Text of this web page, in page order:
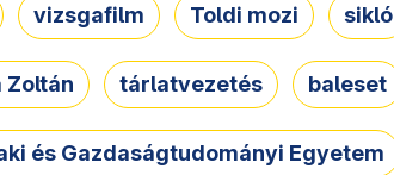
vizsgafilm Toldi mozi sikló
Zoltán tárlatvezetés baleset
és Gazdaságtudományi Egyetem